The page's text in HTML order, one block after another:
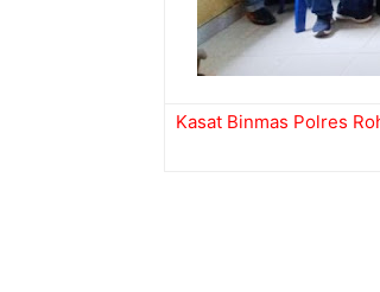
Kasat Binmas Polres